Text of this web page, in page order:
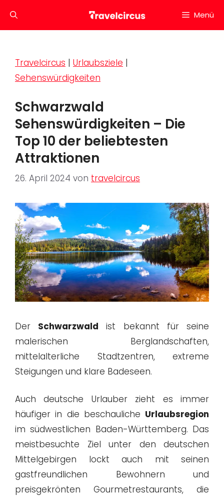
Inhalt
Menü
Travelcircus | Urlaubsziele |
Sehenswürdigkeiten
Schwarzwald
Sehenswürdigkeiten – Die
Top 10 der beliebtesten
Attraktionen
26. April 2024 von travelcircus
Der Schwarzwald ist bekannt für seine
malerischen Berglandschaften,
mittelalterliche Stadtzentren, extreme
Steigungen und klare Badeseen.
Auch deutsche Urlauber zieht es immer
häufiger in die beschauliche Urlaubsregion
im südwestlichen Baden-Württemberg. Das
meistbesuchte Ziel unter den deutschen
Mittelgebirgen lockt auch mit seinen
gastfreundlichen Bewohnern und
preisgekrönten Gourmetrestaurants, die